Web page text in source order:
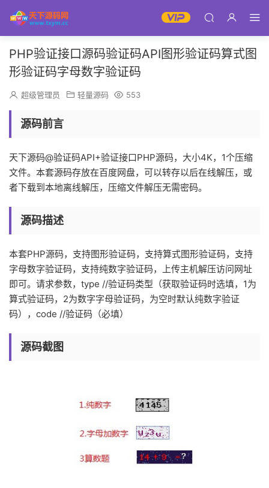
PHP验证接口源码验证码API图形验证码算式图
形验证码字母数字验证码
超级管理员 轻量源码 553
源码前言
天下源码@验证码API+验证接口PHP源码，大小4K，1个压缩
文件。本套源码存放在百度网盘，可以转存以后在线解压，或
者下载到本地离线解压，压缩文件解压无需密码。
源码描述
本套PHP源码，支持图形验证码，支持算式图形验证码，支持
字母数字验证码，支持纯数字验证码，上传主机解压访问网址
即可。请求参数，type //验证码类型（获取验证码时选填，1为
算式验证码，2为数字字母验证码，为空时默认纯数字验证
码），code //验证码（必填）
源码截图